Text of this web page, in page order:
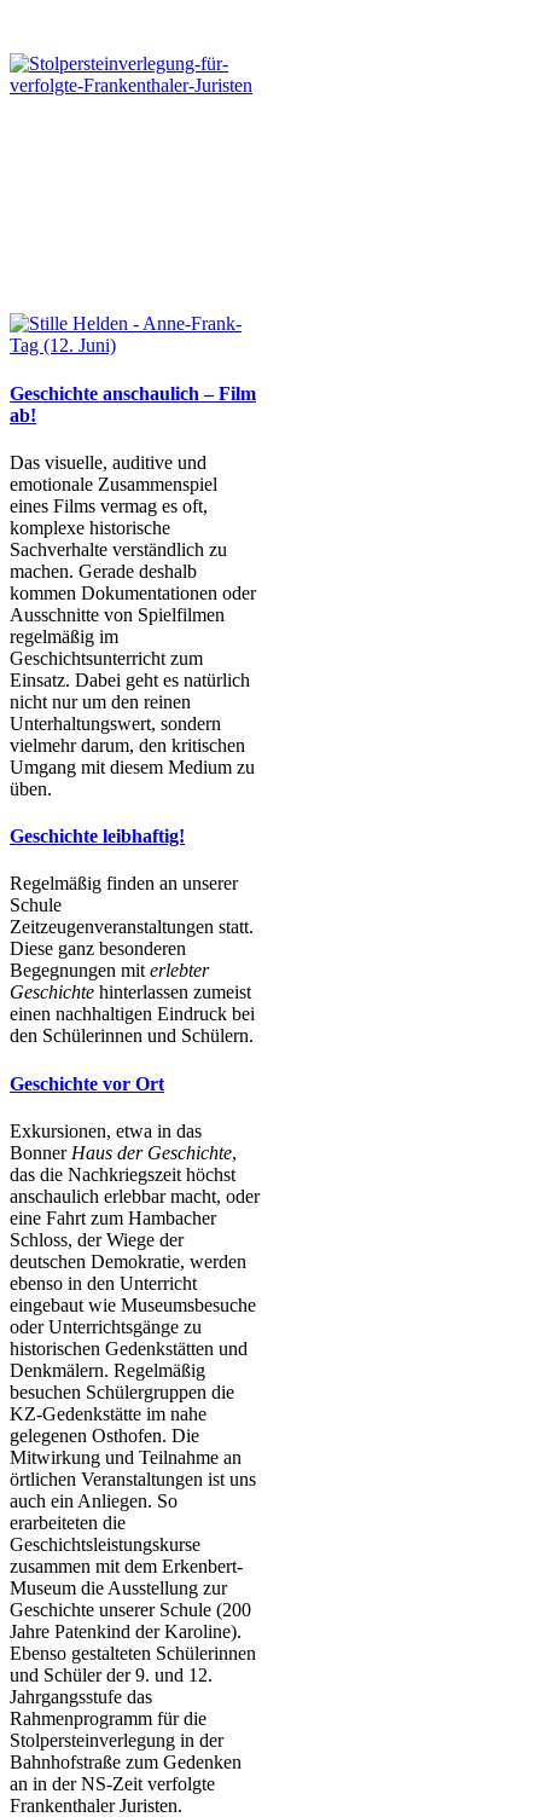
Geschichte anschaulich – Film
ab!
Das visuelle, auditive und
emotionale Zusammenspiel
eines Films vermag es oft,
komplexe historische
Sachverhalte verständlich zu
machen. Gerade deshalb
kommen Dokumentationen oder
Ausschnitte von Spielfilmen
regelmäßig im
Geschichtsunterricht zum
Einsatz. Dabei geht es natürlich
nicht nur um den reinen
Unterhaltungswert, sondern
vielmehr darum, den kritischen
Umgang mit diesem Medium zu
üben.
Geschichte leibhaftig!
Regelmäßig finden an unserer
Schule
Zeitzeugenveranstaltungen statt.
Diese ganz besonderen
Begegnungen mit erlebter
Geschichte hinterlassen zumeist
einen nachhaltigen Eindruck bei
den Schülerinnen und Schülern.
Geschichte vor Ort
Exkursionen, etwa in das
Bonner Haus der Geschichte,
das die Nachkriegszeit höchst
anschaulich erlebbar macht, oder
eine Fahrt zum Hambacher
Schloss, der Wiege der
deutschen Demokratie, werden
ebenso in den Unterricht
eingebaut wie Museumsbesuche
oder Unterrichtsgänge zu
historischen Gedenkstätten und
Denkmälern. Regelmäßig
besuchen Schülergruppen die
KZ-Gedenkstätte im nahe
gelegenen Osthofen. Die
Mitwirkung und Teilnahme an
örtlichen Veranstaltungen ist uns
auch ein Anliegen. So
erarbeiteten die
Geschichtsleistungskurse
zusammen mit dem Erkenbert-
Museum die Ausstellung zur
Geschichte unserer Schule (200
Jahre Patenkind der Karoline).
Ebenso gestalteten Schülerinnen
und Schüler der 9. und 12.
Jahrgangsstufe das
Rahmenprogramm für die
Stolpersteinverlegung in der
Bahnhofstraße zum Gedenken
an in der NS-Zeit verfolgte
Frankenthaler Juristen.